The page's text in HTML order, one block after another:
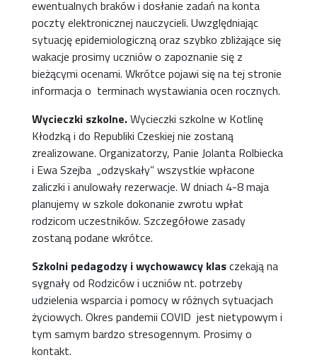
ewentualnych braków i dosłanie zadań na konta
poczty elektronicznej nauczycieli. Uwzględniając
sytuację epidemiologiczną oraz szybko zbliżające się
wakacje prosimy uczniów o zapoznanie się z
bieżącymi ocenami. Wkrótce pojawi się na tej stronie
informacja o terminach wystawiania ocen rocznych.
Wycieczki szkolne.Wycieczki szkolne w Kotlinę
Kłodzką i do Republiki Czeskiej nie zostaną
zrealizowane. Organizatorzy, Panie Jolanta Rolbiecka
i Ewa Szejba „odzyskały” wszystkie wpłacone
zaliczki i anulowały rezerwacje. W dniach 4-8 maja
planujemy w szkole dokonanie zwrotu wpłat
rodzicom uczestników. Szczegółowe zasady
zostaną podane wkrótce.
Szkolni pedagodzy i wychowawcy klasczekają na
sygnały od Rodziców i uczniów nt. potrzeby
udzielenia wsparcia i pomocy w różnych sytuacjach
życiowych. Okres pandemii COVID jest nietypowym i
tym samym bardzo stresogennym. Prosimy o
kontakt.